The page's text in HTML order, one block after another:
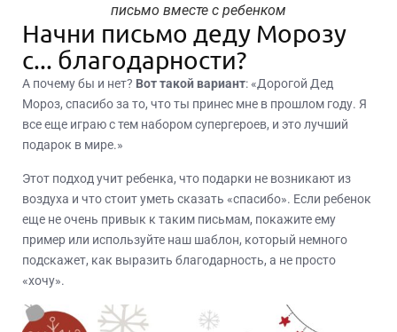
письмо вместе с ребенком
Начни письмо деду Морозу
с... благодарности?
А почему бы и нет? Вот такой вариант: «Дорогой Дед
Мороз, спасибо за то, что ты принес мне в прошлом году. Я
все еще играю с тем набором супергероев, и это лучший
подарок в мире.»
Этот подход учит ребенка, что подарки не возникают из
воздуха и что стоит уметь сказать «спасибо». Если ребенок
еще не очень привык к таким письмам, покажите ему
пример или используйте наш шаблон, который немного
подскажет, как выразить благодарность, а не просто
«хочу».